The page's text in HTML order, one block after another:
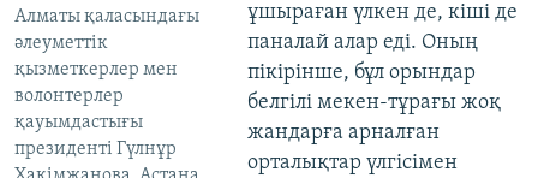
Алматы қаласындағы
әлеуметтік
қызметкерлер мен
волонтерлер
қауымдастығы
президенті Гүлнұр
ұшыраған үлкен де, кіші де
паналай алар еді. Оның
пікірінше, бұл орындар
белгілі мекен-тұрағы жоқ
жандарға арналған
орталықтар үлгісімен